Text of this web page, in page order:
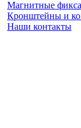
Магнитные
Кронштейны и
Наши контакты